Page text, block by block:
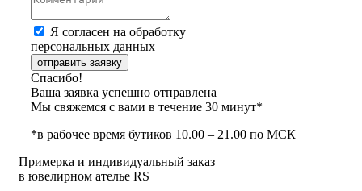
Я согласен на обработку
персональных данных
отправить заявку
Спасибо!
Ваша заявка успешно отправлена
Мы свяжемся с вами в течение 30 минут*
*в рабочее время бутиков 10.00 – 21.00 по МСК
Примерка и индивидуальный заказ
в ювелирном ателье RS